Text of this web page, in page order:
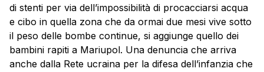
di stenti per via dell’impossibilità di procacciarsi acqua
e cibo in quella zona che da ormai due mesi vive sotto
il peso delle bombe continue, si aggiunge quello dei
bambini rapiti a Mariupol. Una denuncia che arriva
anche dalla Rete ucraina per la difesa dell’infanzia che